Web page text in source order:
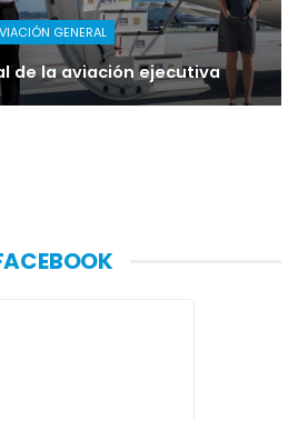
GENERAL
de la aviación ejecutiva